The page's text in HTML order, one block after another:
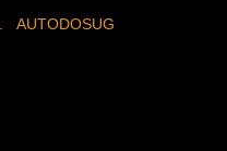
AUTODOSUG